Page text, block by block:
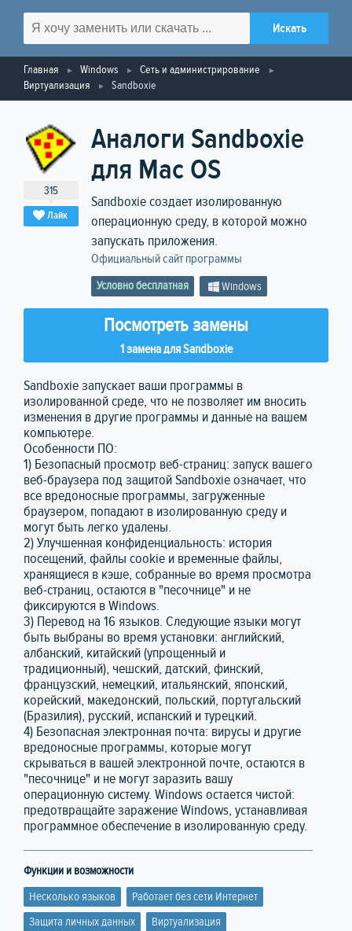
Главная Windows
Сеть и администрирование
Виртуализация
Sandboxie
315
Лайк
Аналоги Sandboxie
для Mac OS
Sandboxie создает изолированную
операционную среду, в которой можно
запускать приложения.
Официальный сайт программы
Условно бесплатная Windows
Посмотреть замены
1 замена для Sandboxie
Sandboxie запускает ваши программы в
изолированной среде, что не позволяет им вносить
изменения в другие программы и данные на вашем
компьютере.
Особенности ПО:
1) Безопасный просмотр веб-страниц: запуск вашего
веб-браузера под защитой Sandboxie означает, что
все вредоносные программы, загруженные
браузером, попадают в изолированную среду и
могут быть легко удалены.
2) Улучшенная конфиденциальность: история
посещений, файлы cookie и временные файлы,
хранящиеся в кэше, собранные во время просмотра
веб-страниц, остаются в "песочнице" и не
фиксируются в Windows.
3) Перевод на 16 языков. Следующие языки могут
быть выбраны во время установки: английский,
албанский, китайский (упрощенный и
традиционный), чешский, датский, финский,
французский, немецкий, итальянский, японский,
корейский, македонский, польский, португальский
(Бразилия), русский, испанский и турецкий.
4) Безопасная электронная почта: вирусы и другие
вредоносные программы, которые могут
скрываться в вашей электронной почте, остаются в
"песочнице" и не могут заразить вашу
операционную систему. Windows остается чистой:
предотвращайте заражение Windows, устанавливая
программное обеспечение в изолированную среду.
Функции и возможности
Несколько языков
Работает без сети Интернет
Защита личных данных
Виртуализация